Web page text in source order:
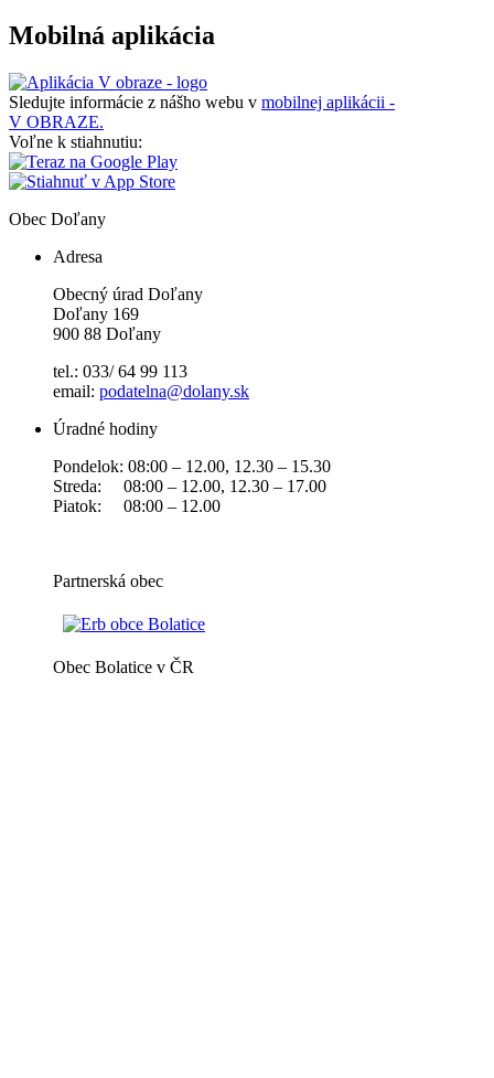
Mobilná aplikácia
Sledujte informácie z nášho webu v mobilnej aplikácii -
V OBRAZE.
Voľne k stiahnutiu:
Obec Doľany
Adresa
Obecný úrad Doľany
Doľany 169
900 88 Doľany
tel.: 033/ 64 99 113
email: podatelna@dolany.sk
Úradné hodiny
Pondelok: 08:00 – 12.00, 12.30 – 15.30
Streda: 08:00 – 12.00, 12.30 – 17.00
Piatok: 08:00 – 12.00
Partnerská obec
Obec Bolatice v ČR